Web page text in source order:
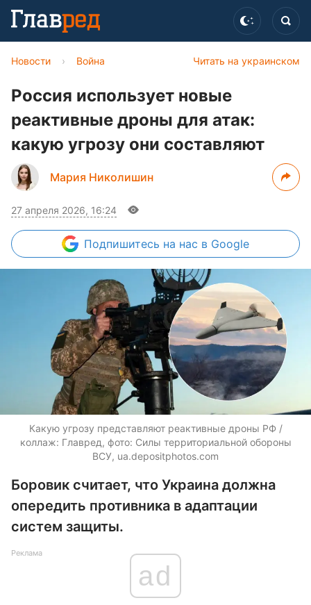
Читать на украинском
Новости › Война
Россия использует новые
реактивные дроны для атак:
какую угрозу они составляют
Мария Николишин
27 апреля 2026, 16:24
Подпишитесь на нас в Google
Какую угрозу представляют реактивные дроны РФ /
коллаж: Главред, фото: Силы территориальной обороны
ВСУ, ua.depositphotos.com
Боровик считает, что Украина должна
опередить противника в адаптации
систем защиты.
Реклама
ad